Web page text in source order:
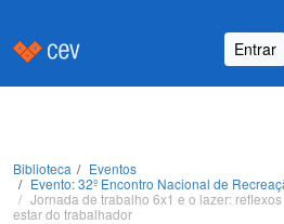
Entrar
Biblioteca
Eventos
Evento: 32º Encontro Nacional de
Jornada de trabalho 6x1 e o lazer:
estar do trabalhador